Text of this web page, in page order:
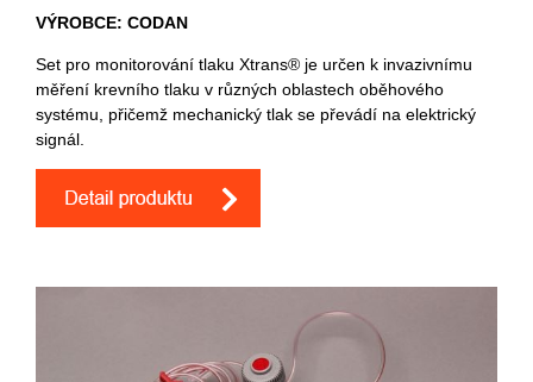
VÝROBCE: CODAN
Set pro monitorování tlaku Xtrans® je určen k invazivnímu
měření krevního tlaku v různých oblastech oběhového
systému, přičemž mechanický tlak se převádí na elektrický
signál.